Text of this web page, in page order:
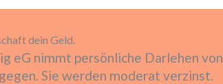
dein Geld.
eG nimmt persönliche Darlehen von
Sie werden moderat verzinst.